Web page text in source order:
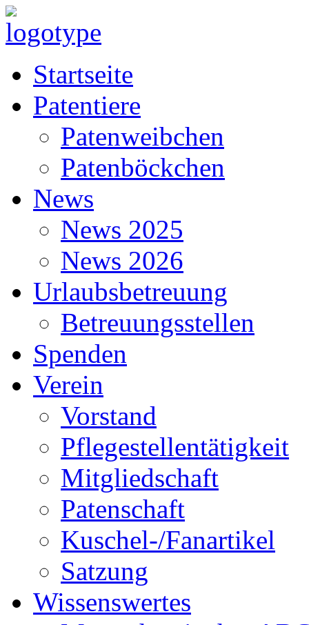
Startseite
Patentiere
Patenweibchen
Patenböckchen
News
News 2025
News 2026
Urlaubsbetreuung
Betreuungsstellen
Spenden
Verein
Vorstand
Pflegestellentätigkeit
Mitgliedschaft
Patenschaft
Kuschel-/Fanartikel
Satzung
Wissenswertes